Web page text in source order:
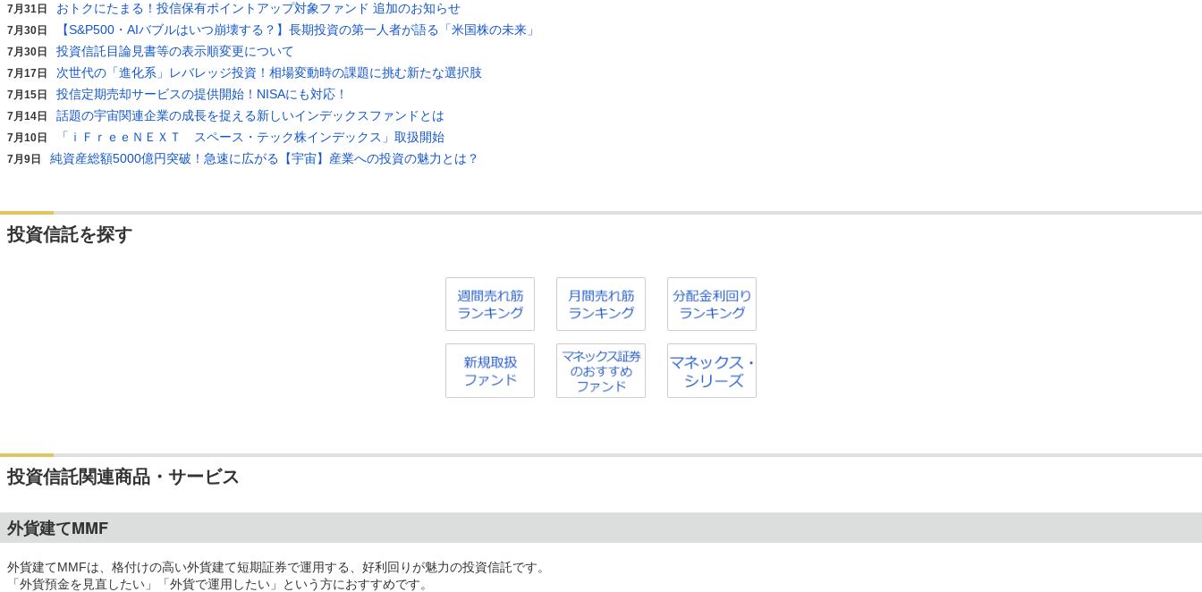
7月31日 おトクにたまる！投信保有ポイントアップ対象ファンド 追加のお知らせ
7月30日 【S&P500・AIバブルはいつ崩壊する？】長期投資の第一人者が語る「米国株の未来」
7月30日 投資信託目論見書等の表示順変更について
7月17日 次世代の「進化系」レバレッジ投資！相場変動時の課題に挑む新たな選択肢
7月15日 投信定期売却サービスの提供開始！NISAにも対応！
7月14日 話題の宇宙関連企業の成長を捉える新しいインデックスファンドとは
7月10日 「ｉＦｒｅｅＮＥＸＴ スペース・テック株インデックス」取扱開始
7月9日 純資産総額5000億円突破！急速に広がる【宇宙】産業への投資の魅力とは？
投資信託を探す
投資信託関連商品・サービス
外貨建てMMF
外貨建てMMFは、格付けの高い外貨建て短期証券で運用する、好利回りが魅力の投資信託です。
「外貨預金を見直したい」「外貨で運用したい」という方におすすめです。